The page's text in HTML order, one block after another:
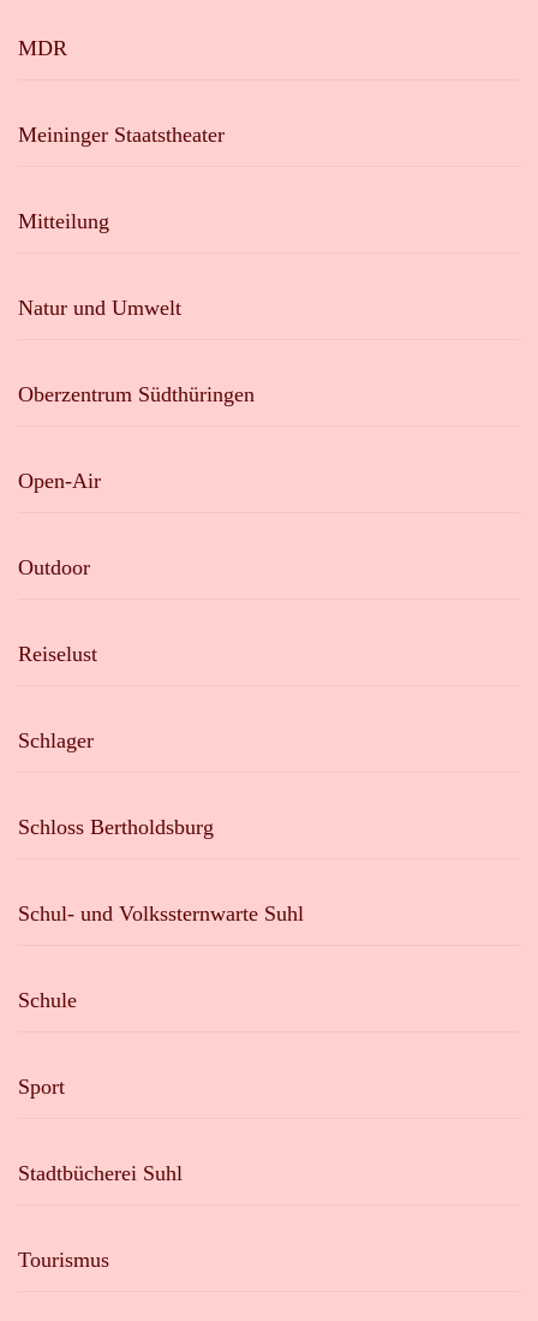
MDR
Meininger Staatstheater
Mitteilung
Natur und Umwelt
Oberzentrum Südthüringen
Open-Air
Outdoor
Reiselust
Schlager
Schloss Bertholdsburg
Schul- und Volkssternwarte Suhl
Schule
Sport
Stadtbücherei Suhl
Tourismus